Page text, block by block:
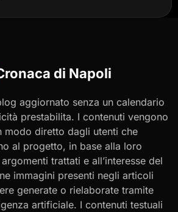
di Napoli
aggiornato senza un calendario
prestabilita. I contenuti vengono
modo diretto dagli utenti che
al progetto, in base alla loro
trattati e all’interesse del
immagini presenti negli articoli
generate o rielaborate tramite
artificiale. I contenuti testuali